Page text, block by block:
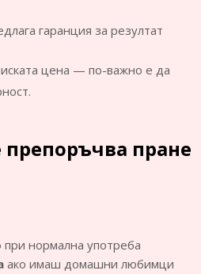
гаранция за резултат
цена — по-важно е да
препоръчва пране
при нормална употреба
ако имаш домашни любимци